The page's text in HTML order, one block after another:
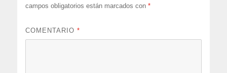
campos obligatorios están marcados con*
COMENTARIO*